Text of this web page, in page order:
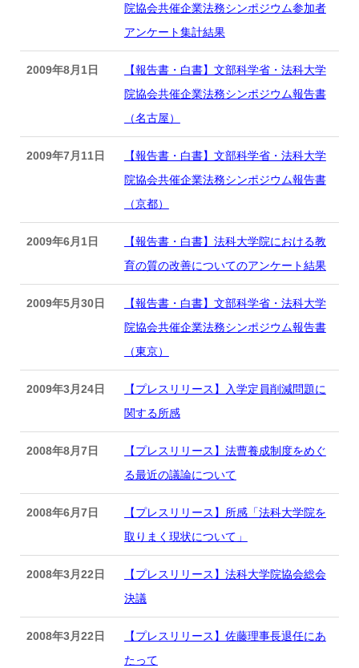
院協会共催企業法務シンポジウム参加者
アンケート集計結果
2009年8月1日
【報告書・白書】文部科学省・法科大学
院協会共催企業法務シンポジウム報告書
（名古屋）
2009年7月11日
【報告書・白書】文部科学省・法科大学
院協会共催企業法務シンポジウム報告書
（京都）
2009年6月1日
【報告書・白書】法科大学院における教
育の質の改善についてのアンケート結果
2009年5月30日
【報告書・白書】文部科学省・法科大学
院協会共催企業法務シンポジウム報告書
（東京）
2009年3月24日
【プレスリリース】入学定員削減問題に
関する所感
2008年8月7日
【プレスリリース】法曹養成制度をめぐ
る最近の議論について
2008年6月7日
【プレスリリース】所感「法科大学院を
取りまく現状について」
2008年3月22日
【プレスリリース】法科大学院協会総会
決議
2008年3月22日
【プレスリリース】佐藤理事長退任にあ
たって